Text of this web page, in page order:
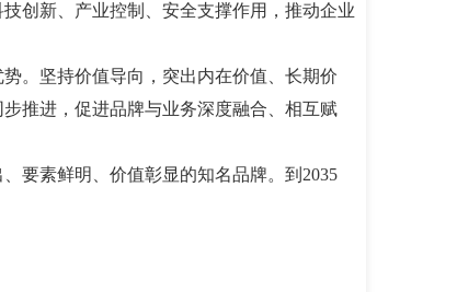
创新、产业控制、安全支撑作用，推动企业
。坚持价值导向，突出内在价值、长期价
推进，促进品牌与业务深度融合、相互赋
要素鲜明、价值彰显的知名品牌。到2035